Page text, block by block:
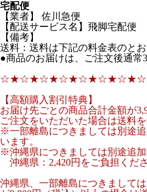
宅配便
【業者】 佐川急便
【配送サービス名】飛脚宅配便
【備考】
送料：送料は下記の料金表のとお
●商品のお届けは、ご注文後通常
【高額購入割引特典】
お届け先ごとの商品合計金額が
ご注文をいただいた場合は送料を
※一部離島につきましては別途
います。
※沖縄県につきましては別途追加
沖縄県：2,420円をご負担くださ
沖縄県、一部離島につきまして